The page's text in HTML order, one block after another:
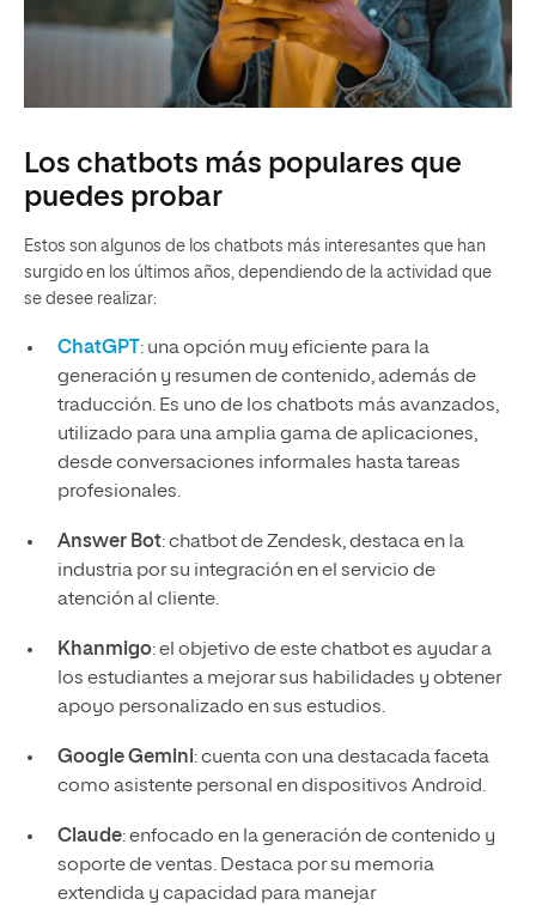
Los chatbots más populares que
puedes probar
Estos son algunos de los chatbots más interesantes que han
surgido en los últimos años, dependiendo de la actividad que
se desee realizar:
ChatGPT: una opción muy eficiente para la
generación y resumen de contenido, además de
traducción. Es uno de los chatbots más avanzados,
utilizado para una amplia gama de aplicaciones,
desde conversaciones informales hasta tareas
profesionales.
Answer Bot: chatbot de Zendesk, destaca en la
industria por su integración en el servicio de
atención al cliente.
Khanmigo: el objetivo de este chatbot es ayudar a
los estudiantes a mejorar sus habilidades y obtener
apoyo personalizado en sus estudios.
Google Gemini: cuenta con una destacada faceta
como asistente personal en dispositivos Android.
Claude: enfocado en la generación de contenido y
soporte de ventas. Destaca por su memoria
extendida y capacidad para manejar